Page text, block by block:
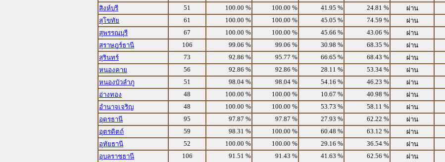
สิงห์บุรี
51 100.00 % 100.00 % 41.95 % 24.81 % ผ่าน
สุโขทัย
61 100.00 % 100.00 % 45.05 % 74.59 % ผ่าน
สุพรรณบุรี
67 100.00 % 100.00 % 45.66 % 43.06 % ผ่าน
สุราษฎร์ธานี
106 99.06 % 99.06 % 30.98 % 68.35 % ผ่าน
สุรินทร์
73 92.86 % 95.77 % 66.65 % 68.43 % ผ่าน
หนองคาย
56 92.86 % 92.86 % 28.11 % 53.34 % ผ่าน
หนองบัวลำภู
51 98.04 % 98.04 % 54.16 % 46.23 % ผ่าน
อ่างทอง
48 100.00 % 100.00 % 10.67 % 40.98 % ผ่าน
อำนาจเจริญ
48 100.00 % 100.00 % 53.73 % 58.11 % ผ่าน
อุดรธานี
95 97.87 % 97.87 % 27.93 % 62.22 % ผ่าน
อุตรดิตถ์
59 98.31 % 100.00 % 60.48 % 63.12 % ผ่าน
อุทัยธานี
52 100.00 % 100.00 % 29.16 % 36.54 % ผ่าน
อุบลราชธานี
106 91.51 % 91.43 % 41.63 % 62.56 % ผ่าน